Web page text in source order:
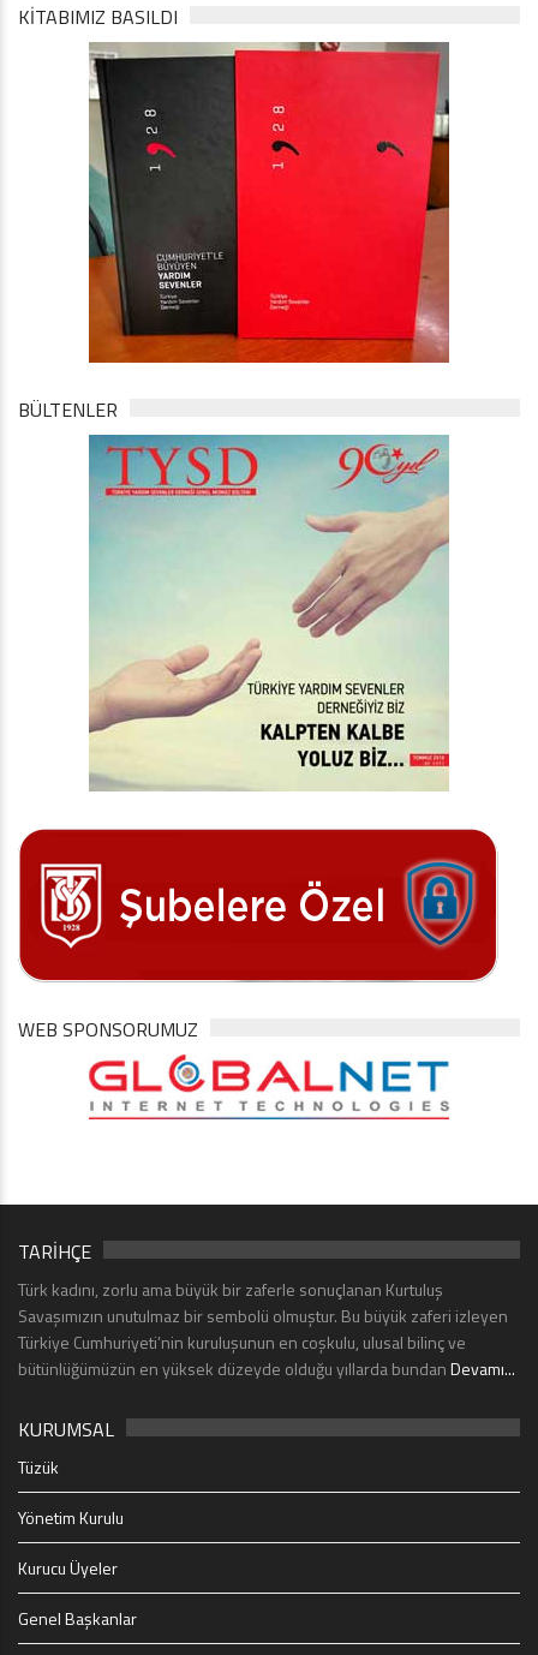
KİTABIMIZ BASILDI
BÜLTENLER
WEB SPONSORUMUZ
TARİHÇE
Türk kadını, zorlu ama büyük bir zaferle sonuçlanan Kurtuluş
Savaşımızın unutulmaz bir sembolü olmuştur. Bu büyük zaferi izleyen
Türkiye Cumhuriyeti’nin kuruluşunun en coşkulu, ulusal bilinç ve
bütünlüğümüzün en yüksek düzeyde olduğu yıllarda bundanDevamı...
KURUMSAL
Tüzük
Yönetim Kurulu
Kurucu Üyeler
Genel Başkanlar